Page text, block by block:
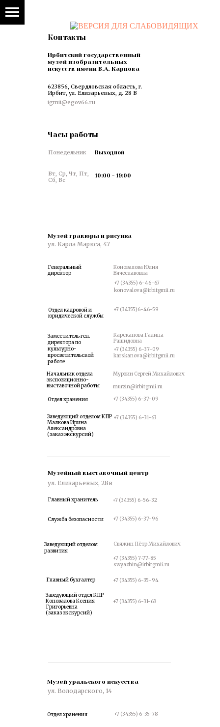
Контакты
Ирбитский государственный
музей изобразительных
искусств имени В.А. Карпова
623856, Свердловская область, г.
Ирбит, ул. Елизарьевых, д. 28 В
igmii@egov66.ru
Часы работы
Музейный выставочный центр
ул. Елизарьевых, 28в
Отдел кадровой и
юридической службы
+7 (34355) 6-37-96
Служба безопасности
Главный хранитель
Главный бухгалтер
+7 (34355)6-46-59
Заведующий отделом
развития
Свяжин Пётр Михайлович
+7 (34355) 6-56-32
+7 (34355) 6-35-94
+7 (34355) 7-77-85
swyazhin@irbitgmii.ru
Музей уральского искусства
ул. Володарского, 14
Отдел хранения +7 (34355) 6-35-78
Музей гравюры и рисунка
ул. Карла Маркса, 47
Генеральный
директор
+7 (34355) 6-31-63
Заместитель ген.
директора по
культурно-
просветительской
работе
Отдел хранения +7 (34355) 6-37-09
Коновалова Юлия
Вячеславовна
+7 (34355) 6-46-67
konovalova@irbitgmii.ru
Карсканова Галина
Рашидовна
+7 (34355) 6-37-09
karskanova@irbitgmii.ru
Выходной
Понедельник
Вт, Ср, Чт, Пт,
Сб, Вс
10:00 - 19:00
Заведующий отдел КПР
Коновалова Ксения
Григорьевна
(заказ экскурсий)
Заведующий отделом КПР
Малкова Ирина
Александровна
(заказ экскурсий)
+7 (34355) 6-31-63
Мурзин Сергей Михайлович
murzin@irbitgmii.ru
Начальник отдела
экспозиционно-
выставочной работы